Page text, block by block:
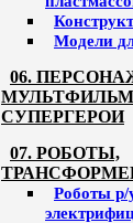
Модели
06.
СУПЕРГЕРОИ
07. РОБОТЫ,
Роботы р/